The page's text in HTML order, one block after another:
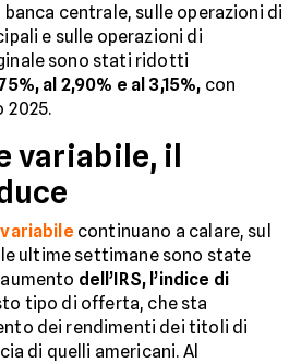
centrale, sulle operazioni di
e sulle operazioni di
sono stati ridotti
al 2,90% e al 3,15%, con
2025.
variabile, il
continuano a calare, sul
le ultime settimane sono state
dell’IRS, l’indice di
tipo di offerta, che sta
dei rendimenti dei titoli di
di quelli americani. Al